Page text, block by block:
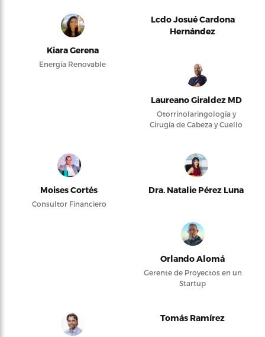
Kiara Gerena
Energía Renovable
Lcdo Josué Cardona
Hernández
Laureano Giraldez MD
Otorrinolaringología y
Cirugía de Cabeza y Cuello
Moises Cortés
Consultor Financiero
Dra. Natalie Pérez Luna
Orlando Alomá
Gerente de Proyectos en un
Startup
Tomás Ramírez